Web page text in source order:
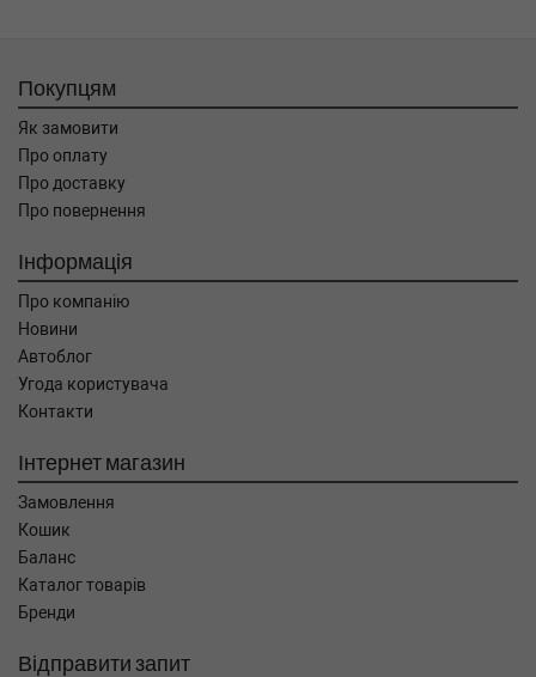
Покупцям
Як замовити
Про оплату
Про доставку
Про повернення
Інформація
Про компанію
Новини
Автоблог
Угода користувача
Контакти
Інтернет магазин
Замовлення
Кошик
Баланс
Каталог товарів
Бренди
Відправити запит